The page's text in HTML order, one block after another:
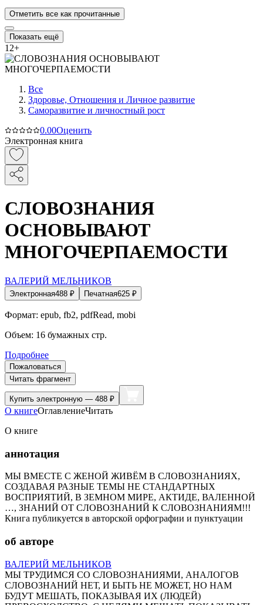
Отметить все как прочитанные
Показать ещё
12+
Все
Здоровье, Отношения и Личное развитие
Саморазвитие и личностный рост
0.00Оценить
Электронная книга
СЛОВОЗНАНИЯ
ОСНОВЫВАЮТ
МНОГОЧЕРПАЕМОСТИ
ВАЛЕРИЙ МЕЛЬНИКОВ
Электронная488 ₽ Печатная625 ₽
Формат: epub, fb2, pdfRead, mobi
Объем: 16 бумажных стр.
Подробнее
Пожаловаться
Читать фрагмент
Купить электронную — 488 ₽
О книгеОглавлениеЧитать
О книге
аннотация
МЫ ВМЕСТЕ С ЖЕНОЙ ЖИВЁМ В СЛОВОЗНАНИЯХ,
СОЗДАВАЯ РАЗНЫЕ ТЕМЫ НЕ СТАНДАРТНЫХ
ВОСПРИЯТИЙ, В ЗЕМНОМ МИРЕ, АКТИДЕ, ВАЛЕННОЙ
…, ЗНАНИЙ ОТ СЛОВОЗНАНИЙ К СЛОВОЗНАНИЯМ!!!
Книга публикуется в авторской орфографии и пунктуации
об авторе
ВАЛЕРИЙ МЕЛЬНИКОВ
МЫ ТРУДИМСЯ СО СЛОВОЗНАНИЯМИ, АНАЛОГОВ
СЛОВОЗНАНИЙ НЕТ, И БЫТЬ НЕ МОЖЕТ, НО НАМ
БУДУТ МЕШАТЬ, ПОКАЗЫВАЯ ИХ (ЛЮДЕЙ)